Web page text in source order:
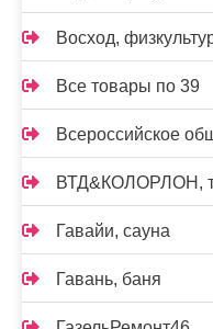
Восход,
Все товары по 39
Всероссийское
ВТД&КОЛОРЛОН,
Гавайи, сауна
Гавань, баня